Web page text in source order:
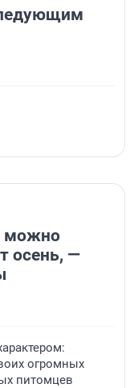
можно
осень, —
огромных
питомцев